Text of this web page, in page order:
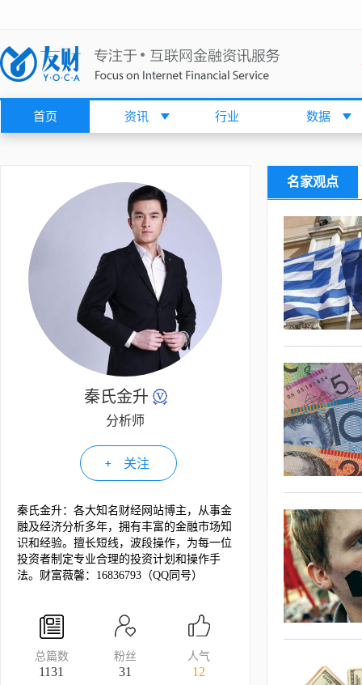
首页 资讯 行业 数据
秦氏金升
分析师
关注
秦氏金升：各大知名财经网站博主，从事金
融及经济分析多年，拥有丰富的金融市场知
识和经验。擅长短线，波段操作，为每一位
投资者制定专业合理的投资计划和操作手
法。财富薇馨：16836793（QQ同号）
总篇数
1131
粉丝
31
人气
12
名家观点